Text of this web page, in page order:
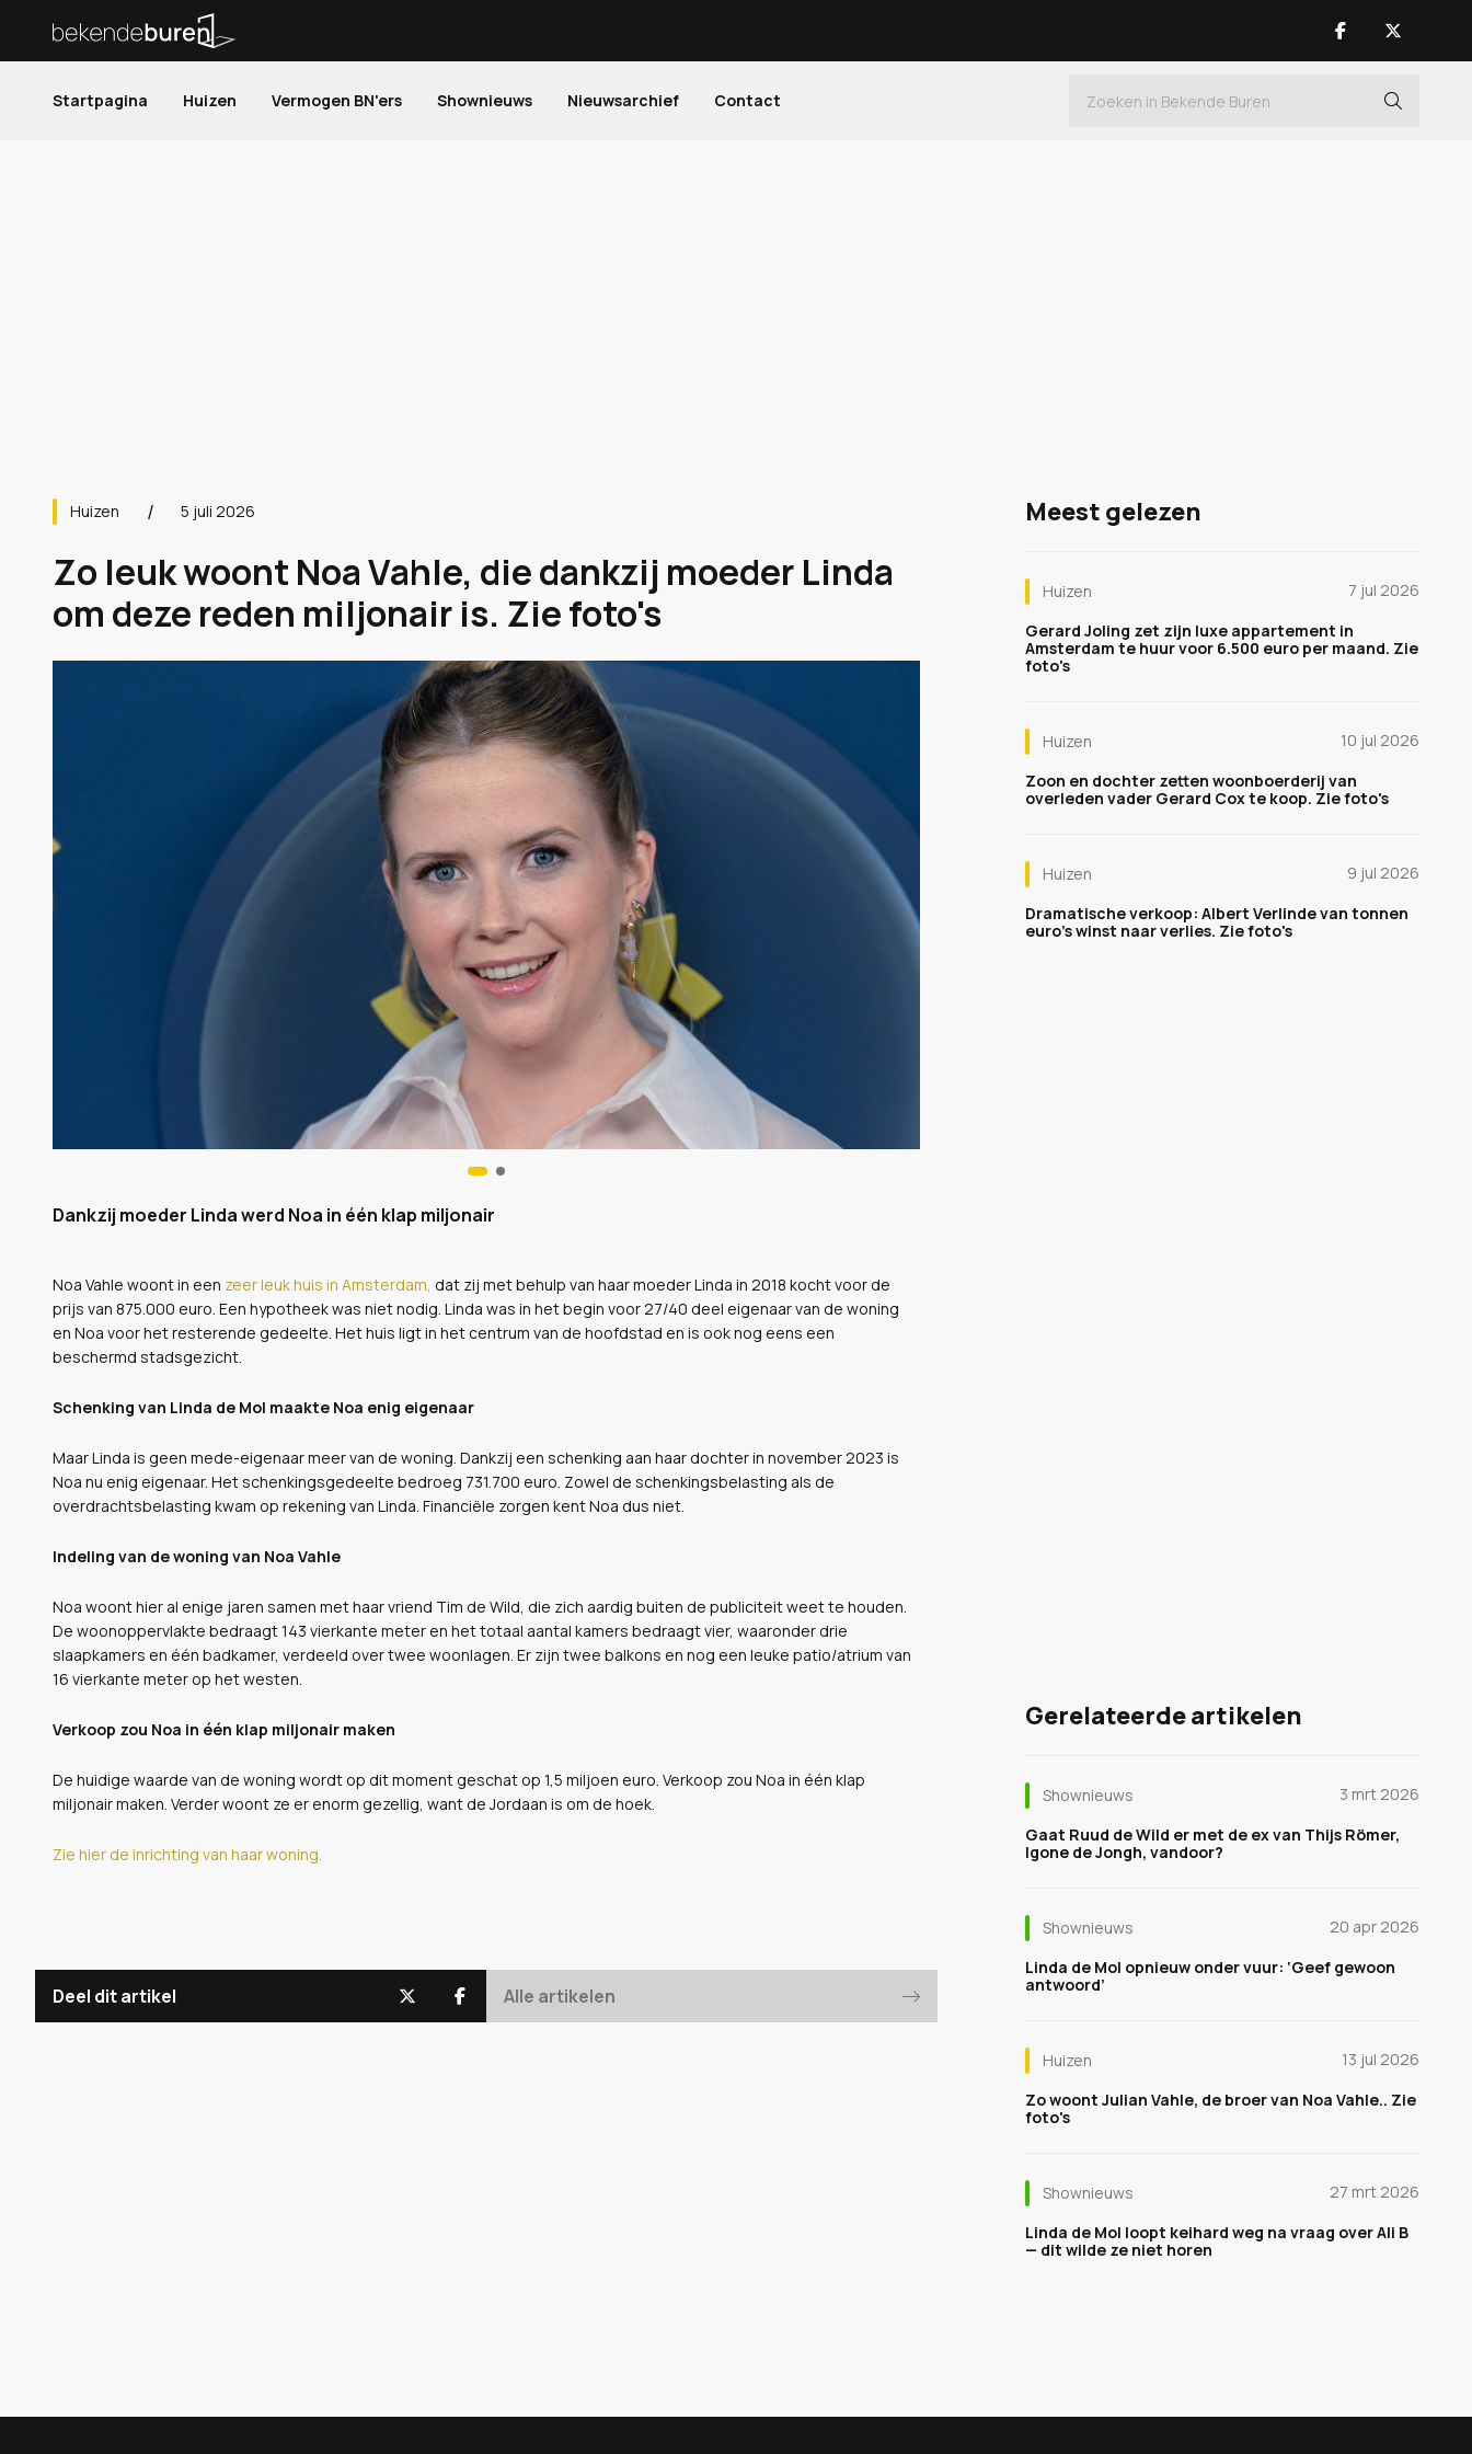
Startpagina Huizen Vermogen BN'ers Shownieuws Nieuwsarchief Contact
Huizen 5 juli 2026
Zo leuk woont Noa Vahle, die dankzij moeder Linda
om deze reden miljonair is. Zie foto's
Dankzij moeder Linda werd Noa in één klap miljonair
Noa Vahle woont in een zeer leuk huis in Amsterdam, dat zij met behulp van haar moeder Linda in 2018 kocht voor de
prijs van 875.000 euro. Een hypotheek was niet nodig. Linda was in het begin voor 27/40 deel eigenaar van de woning
en Noa voor het resterende gedeelte. Het huis ligt in het centrum van de hoofdstad en is ook nog eens een
beschermd stadsgezicht.
Schenking van Linda de Mol maakte Noa enig eigenaar
Maar Linda is geen mede-eigenaar meer van de woning. Dankzij een schenking aan haar dochter in november 2023 is
Noa nu enig eigenaar. Het schenkingsgedeelte bedroeg 731.700 euro. Zowel de schenkingsbelasting als de
overdrachtsbelasting kwam op rekening van Linda. Financiële zorgen kent Noa dus niet.
Indeling van de woning van Noa Vahle
Noa woont hier al enige jaren samen met haar vriend Tim de Wild, die zich aardig buiten de publiciteit weet te houden.
De woonoppervlakte bedraagt 143 vierkante meter en het totaal aantal kamers bedraagt vier, waaronder drie
slaapkamers en één badkamer, verdeeld over twee woonlagen. Er zijn twee balkons en nog een leuke patio/atrium van
16 vierkante meter op het westen.
Verkoop zou Noa in één klap miljonair maken
De huidige waarde van de woning wordt op dit moment geschat op 1,5 miljoen euro. Verkoop zou Noa in één klap
miljonair maken. Verder woont ze er enorm gezellig, want de Jordaan is om de hoek.
Zie hier de inrichting van haar woning.
Deel dit artikel Alle artikelen
Meest gelezen
Huizen
7 jul 2026
Gerard Joling zet zijn luxe appartement in
Amsterdam te huur voor 6.500 euro per maand. Zie
foto's
Huizen
10 jul 2026
Zoon en dochter zetten woonboerderij van
overleden vader Gerard Cox te koop. Zie foto's
Huizen
9 jul 2026
Dramatische verkoop: Albert Verlinde van tonnen
euro's winst naar verlies. Zie foto's
Gerelateerde artikelen
Shownieuws
3 mrt 2026
Gaat Ruud de Wild er met de ex van Thijs Römer,
Igone de Jongh, vandoor?
Shownieuws
20 apr 2026
Linda de Mol opnieuw onder vuur: ‘Geef gewoon
antwoord’
Huizen
13 jul 2026
Zo woont Julian Vahle, de broer van Noa Vahle.. Zie
foto's
Shownieuws
27 mrt 2026
Linda de Mol loopt keihard weg na vraag over Ali B
— dit wilde ze niet horen